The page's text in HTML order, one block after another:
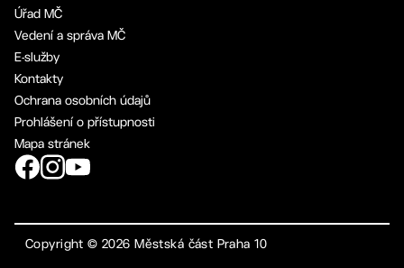
Úřad MČ
Vedení a správa MČ
E-služby
Kontakty
Ochrana osobních údajů
Prohlášení o přístupnosti
Mapa stránek
Copyright ©2026 Městská část Praha 10